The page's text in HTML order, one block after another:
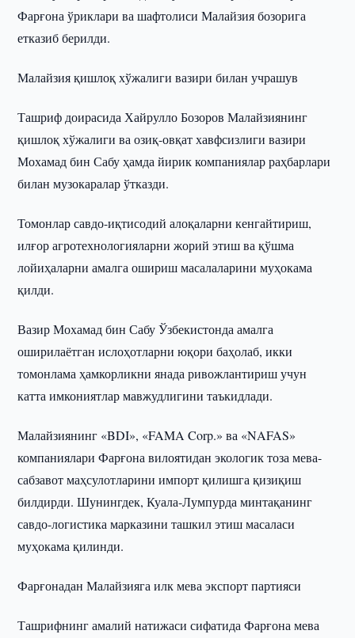
Фарғона ўриклари ва шафтолиси Малайзия бозорига
етказиб берилди.
Малайзия қишлоқ хўжалиги вазири билан учрашув
Ташриф доирасида Хайрулло Бозоров Малайзиянинг
қишлоқ хўжалиги ва озиқ-овқат хавфсизлиги вазири
Мохамад бин Сабу ҳамда йирик компаниялар раҳбарлари
билан музокаралар ўтказди.
Томонлар савдо-иқтисодий алоқаларни кенгайтириш,
илғор агротехнологияларни жорий этиш ва қўшма
лойиҳаларни амалга ошириш масалаларини муҳокама
қилди.
Вазир Мохамад бин Сабу Ўзбекистонда амалга
оширилаётган ислоҳотларни юқори баҳолаб, икки
томонлама ҳамкорликни янада ривожлантириш учун
катта имкониятлар мавжудлигини таъкидлади.
Малайзиянинг «BDI», «FAMA Corp.» ва «NAFAS»
компаниялари Фарғона вилоятидан экологик тоза мева-
сабзавот маҳсулотларини импорт қилишга қизиқиш
билдирди. Шунингдек, Куала-Лумпурда минтақанинг
савдо-логистика марказини ташкил этиш масаласи
муҳокама қилинди.
Фарғонадан Малайзияга илк мева экспорт партияси
Ташрифнинг амалий натижаси сифатида Фарғона мева